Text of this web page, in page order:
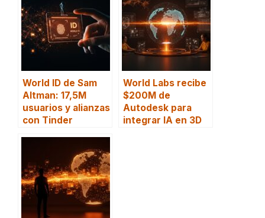
World ID de Sam
Altman: 17,5M
usuarios y alianzas
con Tinder
World Labs recibe
$200M de
Autodesk para
integrar IA en 3D